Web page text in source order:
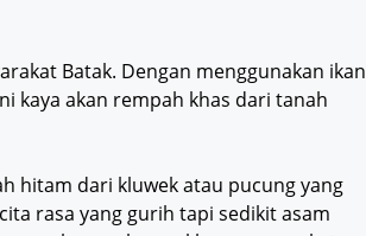
Batak. Dengan menggunakan ikan
kaya akan rempah khas dari tanah
hitam dari kluwek atau pucung yang
rasa yang gurih tapi sedikit asam